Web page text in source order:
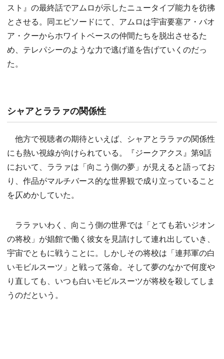
スト』の最終話でアムロが示したニュータイプ能力を彷彿
とさせる。同エピソードにて、アムロは宇宙要塞ア・バオ
ア・クーからホワイトベースの仲間たちを脱出させるた
め、テレパシーのような力で逃げ道を告げていくのだっ
た。
シャアとララァの関係性
他方で視聴者の期待といえば、シャアとララァの関係性
にも熱い視線が向けられている。『ジークアクス』第9話
において、ララァは「向こう側の夢」が見えると語ってお
り、作品がマルチバース的な世界観で成り立っていること
を仄めかしていた。
ララァいわく、向こう側の世界では「とても若いジオン
の将校」が娼館で働く彼女を見請けして連れ出していき、
宇宙でともに戦うことに。しかしその将校は「連邦軍の白
いモビルスーツ」と戦って落命。そして夢のなかで何度や
り直しても、いつも白いモビルスーツが将校を殺してしま
うのだという。